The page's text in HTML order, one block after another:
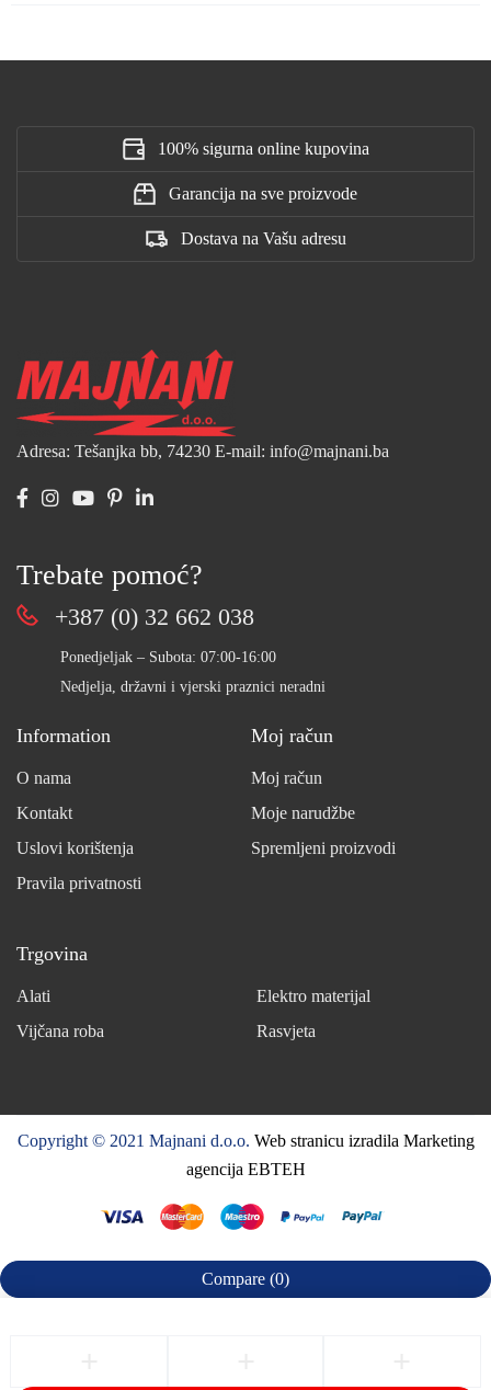
100% sigurna online kupovina
Garancija na sve proizvode
Dostava na Vašu adresu
Adresa: Tešanjka bb, 74230 E-mail: info@majnani.ba
Trebate pomoć?
+387 (0) 32 662 038
Ponedjeljak – Subota: 07:00-16:00
Nedjelja, državni i vjerski praznici neradni
Information
O nama
Kontakt
Uslovi korištenja
Pravila privatnosti
Moj račun
Moj račun
Moje narudžbe
Spremljeni proizvodi
Trgovina
Alati
Elektro materijal
Vijčana roba
Rasvjeta
Copyright © 2021 Majnani d.o.o. Web stranicu izradila Marketing
agencija EBTEH
Compare (0)